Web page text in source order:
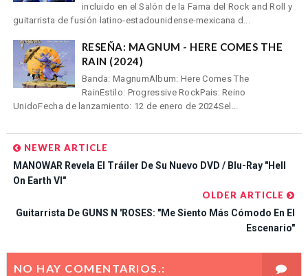
incluido en el Salón de la Fama del Rock and Roll y
guitarrista de fusión latino-estadounidense-mexicana d...
RESEÑA: MAGNUM - HERE COMES THE
RAIN (2024)
Banda: MagnumAlbum: Here Comes The
RainEstilo: Progressive RockPais: Reino
UnidoFecha de lanzamiento: 12 de enero de 2024Sel...
NEWER ARTICLE
MANOWAR Revela El Tráiler De Su Nuevo DVD / Blu-Ray "Hell
On Earth VI"
OLDER ARTICLE
Guitarrista De GUNS N 'ROSES: "Me Siento Más Cómodo En El
Escenario"
NO HAY COMENTARIOS.: